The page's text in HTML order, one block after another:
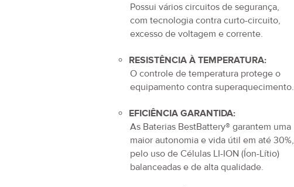
Possui vários circuitos de segurança,
com tecnologia contra curto-circuito,
excesso de voltagem e corrente.
RESISTÊNCIA À TEMPERATURA:
O controle de temperatura protege o
equipamento contra superaquecimento.
EFICIÊNCIA GARANTIDA:
As Baterias BestBattery® garantem uma
maior autonomia e vida útil em até 30%,
pelo uso de Células LI-ION (Íon-Lítio)
balanceadas e de alta qualidade.